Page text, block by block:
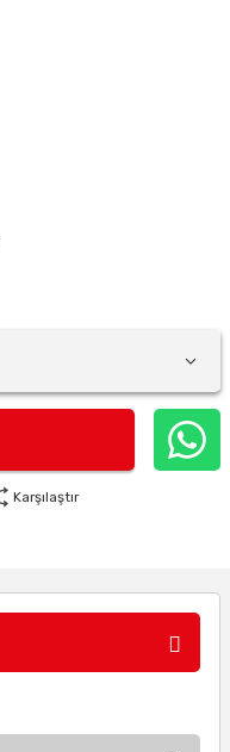
Karşılaştır